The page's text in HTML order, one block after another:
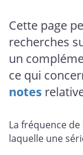
Cette page
recherches
un
ce qui
notes
La fréquence
laquelle une